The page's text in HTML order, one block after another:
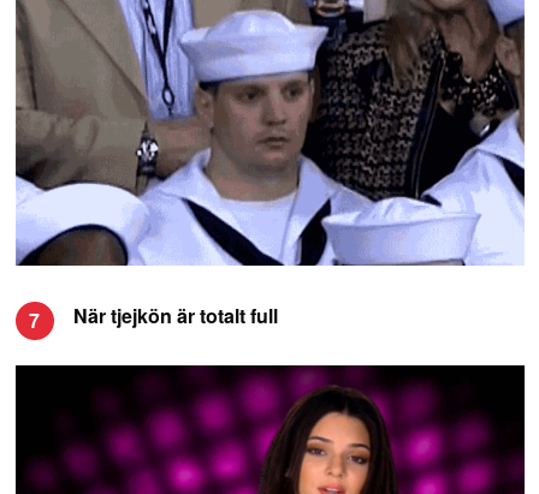
7 När tjejkön är totalt full